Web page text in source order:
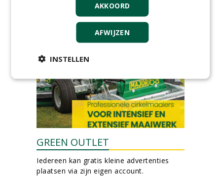
Hoofdgreenkeeper (m/v)
Golfbaan KralingenOosthoek
30-07-2026
GREEN OUTLET
Iedereen kan gratis kleine advertenties
plaatsen via zijn eigen account.
AKKOORD
AFWIJZEN
INSTELLEN